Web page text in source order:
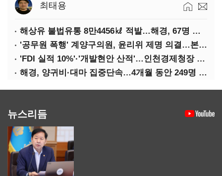
최태용
해상유 불법유통 8만4456㎘ 적발…해경, 67명 검거
'공무원 폭행' 계양구의원, 윤리위 제명 의결…본회의 표결은?
'FDI 실적 10%'·'개발현안 산적'…인천경제청장 구원투수 찾기
해경, 양귀비·대마 집중단속…4개월 동안 249명 검거
뉴스리듬